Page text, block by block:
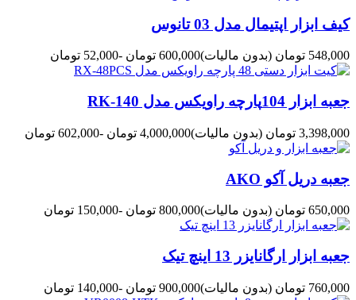
کیف ابزار اپتیمال مدل 03 تانوس
548,000 تومان (بدون مالیات)600,000 تومان -52,000 تومان
جعبه ابزار 104پارچه راویکس مدل RK-140
3,398,000 تومان (بدون مالیات)4,000,000 تومان -602,000 تومان
جعبه دریل آکو AKO
650,000 تومان (بدون مالیات)800,000 تومان -150,000 تومان
جعبه ابزار ارگانایزر 13 اینچ تیک
760,000 تومان (بدون مالیات)900,000 تومان -140,000 تومان